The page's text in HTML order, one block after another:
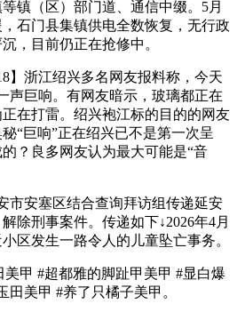
镇（区）部门道、通信中缀。5月
石门县集镇供电全数恢复，无行政
，目前仍正在抢修中。
浙江绍兴多名网友报料称，今天
声巨响。有网友暗示，玻璃都正在
在打雷。绍兴袍江标的目的的网友
“巨响”正在绍兴已不是第一次呈
？良多网友认为最大可能是“音
安塞区结合查询拜访组传递延安
除刑事案件。传递如下↓2026年4月
区发生一路令人的儿童坠亡事务。
甲 #超都雅的脚趾甲美甲 #显白爆
田美甲 #养了只橘子美甲。